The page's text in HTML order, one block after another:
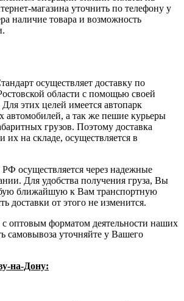
магазина уточнить по телефону у
наличие товара и возможность
осуществляет доставку по
области с помощью своей
этих целей имеется автопарк
автомобилей, а так же пешие курьеры
грузов. Поэтому доставка
их на складе, осуществляется в
осуществляется через надежные
Для удобства получения груза, Вы
ближайшую к Вам транспортную
доставки от этого не изменится.
с оптовым форматом деятельности наших
самовывоза уточняйте у Вашего
на-Дону: